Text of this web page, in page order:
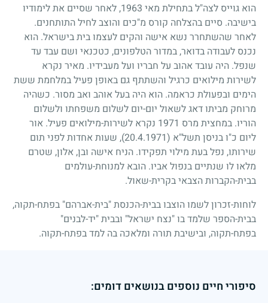
הוא גוייס לצה"ל בתחילת מאי 1963, לאחר שסיים את לימודיו
בישיבה. סיים בהצלחה קורס מ"כים והוצב לחיל התותחנים.
לאחר שהשתחרר נשא אישה והקים לעצמו בית בישראל. הוא
נכנס לעבודה בדואר, במדור הטלפונים, כטכנאי ושם עבד עד
שנפל. היה עובד אהוב על חבריו ועל מעבידיו. מאיר נקרא
לשירות מילואים כרגיל והשתתף גם באופן פעיל במלחמת ששת
הימים ובפעולת כראמה. הוא היה בעל אוהב ואב מסור. כשהיה
מרוחק מביתו דאג לשאול יום-יום לשלום משפחתו ולשלום
הוריו. במחצית מרס 1971 נקרא לשירות-מילואים פעיל. אור
ליום כ"ו בניסן תשל"א (20.4.1971)
, שעות אחדות לפני תום
שירותו, נפל בעת מילוי תפקידו. הניח אישה ובן, אלון, שטרם
מלאו לו שנתיים בנפול אביו. הובא למנוחת-עולמים
בבית-הקברות הצבאי בקרית-שאול.
לוחות-זכרון לשמו הוצבו בבית-הכנסת "בית-אברהם" בפתח-תקוה,
בבית-הספר שלמד בו "נצח ישראל" ובבית "יד-לבנים"
בפתח-תקוה, ובישיבת תורה ומלאכה בה למד בפתח-תקוה.
סיפורי חיים נוספים בנושאים דומים: